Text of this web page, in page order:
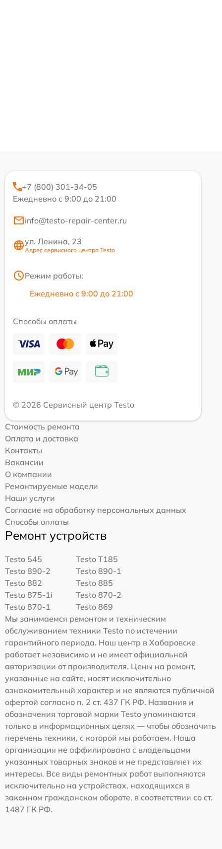
+7 (800) 301-34-05
Ежедневно с 9:00 до 21:00
info@testo-repair-center.ru
ул. Ленина, 23
Адрес сервисного центра Testo
Режим работы:
Ежедневно с 9:00 до 21:00
Способы оплаты
© 2026 Сервисный центр Testo
Стоимость ремонта
Оплата и доставка
Контакты
Вакансии
О компании
Ремонтируемые модели
Наши услуги
Согласие на обработку персональных данных
Способы оплаты
Ремонт устройств
Testo 545
Testo T185
Testo 890-2
Testo 890-1
Testo 882
Testo 885
Testo 875-1i
Testo 870-2
Testo 870-1
Testo 869
Мы занимаемся ремонтом и техническим
обслуживанием техники Testo по истечении
гарантийного периода. Наш центр в Хабаровске
работает независимо и не имеет официальной
авторизации от производителя. Цены на ремонт,
указанные на сайте, носят исключительно
ознакомительный характер и не являются публичной
офертой согласно п. 2 ст. 437 ГК РФ. Названия и
обозначения торговой марки Testo упоминаются
только в информационных целях — чтобы обозначить
перечень техники, с которой мы работаем. Наша
организация не аффилирована с владельцами
указанных товарных знаков и не представляет их
интересы. Все виды ремонтных работ выполняются
исключительно на устройствах, находящихся в
законном гражданском обороте, в соответствии со ст.
1487 ГК РФ.